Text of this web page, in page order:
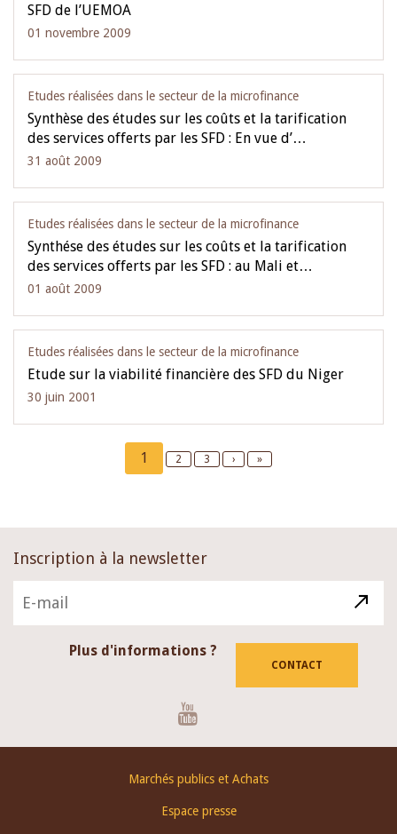
SFD de l’UEMOA
01 novembre 2009
Etudes réalisées dans le secteur de la microfinance
Synthèse des études sur les coûts et la tarification
des services offerts par les SFD : En vue d’…
31 août 2009
Etudes réalisées dans le secteur de la microfinance
Synthése des études sur les coûts et la tarification
des services offerts par les SFD : au Mali et…
01 août 2009
Etudes réalisées dans le secteur de la microfinance
Etude sur la viabilité financière des SFD du Niger
30 juin 2001
Current
page
1 Page
2 Page
3
Next
›
Last
»
Inscription à la newsletter
Plus d'informations ?
CONTACT
Marchés publics et Achats
Espace presse